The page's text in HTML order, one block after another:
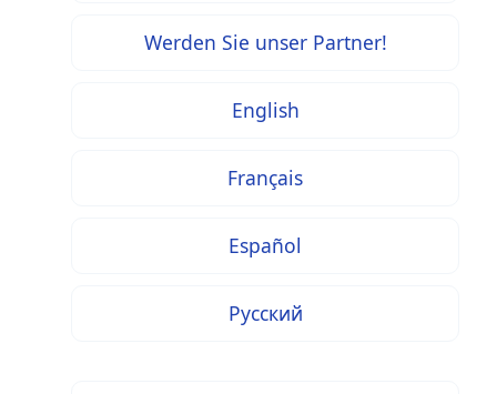
Werden Sie unser Partner!
English
Français
Español
Русский